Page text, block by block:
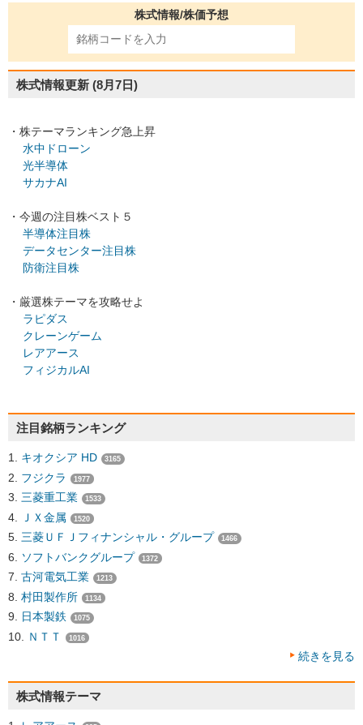
株式情報/株価予想
株式情報更新 (8月7日)
・株テーマランキング急上昇
水中ドローン
光半導体
サカナAI
・今週の注目株ベスト５
半導体注目株
データセンター注目株
防衛注目株
・厳選株テーマを攻略せよ
ラピダス
クレーンゲーム
レアアース
フィジカルAI
注目銘柄ランキング
キオクシア HD 3165
フジクラ 1977
三菱重工業 1533
ＪＸ金属 1520
三菱ＵＦＪフィナンシャル・グループ 1466
ソフトバンクグループ 1372
古河電気工業 1213
村田製作所 1134
日本製鉄 1075
ＮＴＴ 1016
続きを見る
株式情報テーマ